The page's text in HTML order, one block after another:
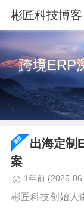
彬匠科技博客
跨境ERP
出海定制
案
1年前 (2025-
彬匠科技创始人